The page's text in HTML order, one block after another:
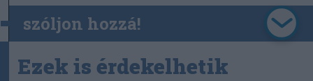
szóljon hozzá!
Ezek is érdekelhetik